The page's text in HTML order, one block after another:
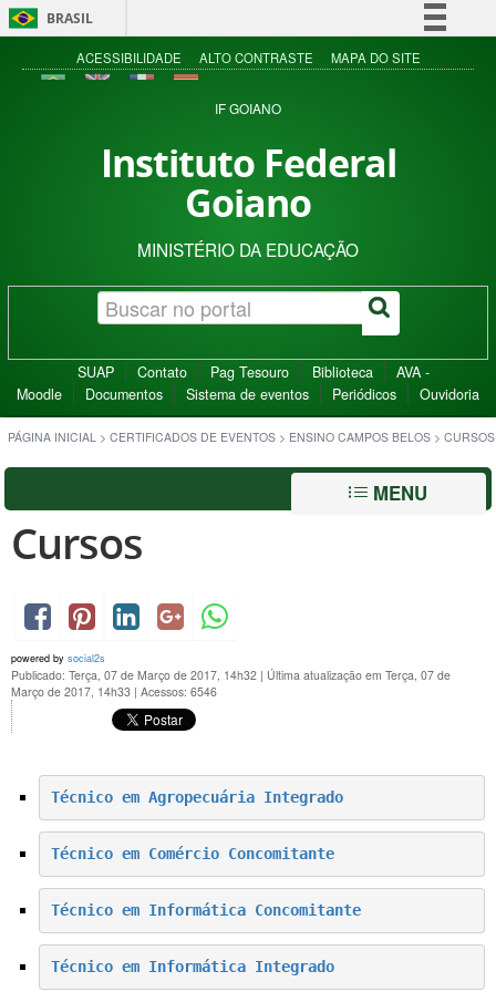
BRASIL
Simplifique!
Acesso à informação
ACESSIBILIDADE ALTO CONTRASTE MAPA DO SITE
IF GOIANO
Instituto Federal
Goiano
MINISTÉRIO DA EDUCAÇÃO
SUAP Contato Pag Tesouro Biblioteca
AVA -
Moodle
Documentos Sistema de eventos Periódicos Ouvidoria
PÁGINA INICIAL > CERTIFICADOS DE EVENTOS > ENSINO CAMPOS BELOS > CURSOS
MENU
Cursos
powered by social2s
Publicado: Terça, 07 de Março de 2017, 14h32 | Última atualização em Terça, 07 de
Março de 2017, 14h33 | Acessos: 6546
Técnico em Agropecuária Integrado
Técnico em Comércio Concomitante
Técnico em Informática Concomitante
Técnico em Informática Integrado